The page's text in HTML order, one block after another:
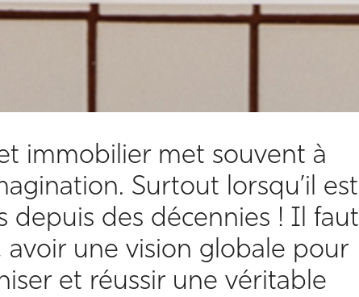
immobilier met souvent à
Surtout lorsqu’il est
depuis des décennies ! Il faut
avoir une vision globale pour
et réussir une véritable